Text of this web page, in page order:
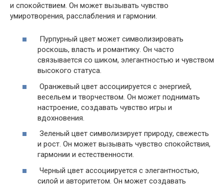
и спокойствием. Он может вызывать чувство
умиротворения, расслабления и гармонии.
Пурпурный цвет может символизировать
роскошь, власть и романтику. Он часто
связывается со шиком, элегантностью и чувством
высокого статуса.
Оранжевый цвет ассоциируется с энергией,
весельем и творчеством. Он может поднимать
настроение, создавать чувство игры и
вдохновения.
Зеленый цвет символизирует природу, свежесть
и рост. Он может вызывать чувство спокойствия,
гармонии и естественности.
Черный цвет ассоциируется с элегантностью,
силой и авторитетом. Он может создавать